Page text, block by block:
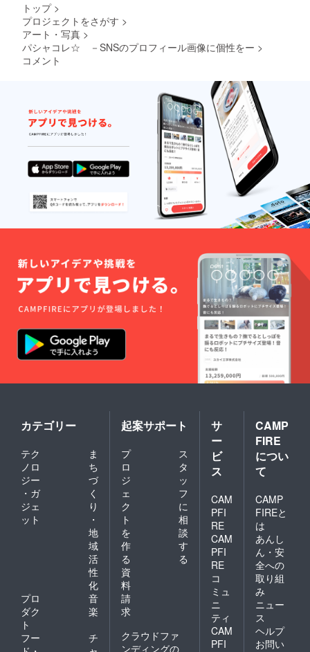
トップ >
プロジェクトをさがす >
アート・写真 >
パシャコレ☆ －SNSのプロフィール画像に個性をー >
コメント
カテゴリー
テク
ノロ
ジー
・ガ
ジェ
ット
ま
ち
づ
く
り
・
地
域
活
性
化
プロ
ダク
ト
音
楽
フー
チ
起案サポート
プ
ロ
ジ
ェ
ク
ト
を
作
る
ス
タ
ッ
フ
に
相
談
す
る
資
料
請
求
クラウドファ
ンディングの
サ
ー
ビ
ス
CAM
PFI
RE
CAM
PFI
RE
コ
ミュ
ニ
ティ
CAM
PFI
CAMP
FIRE
につい
て
CAMP
FIREと
は
あんし
ん・安
全への
取り組
み
ニュー
ス
ヘルプ
お問い